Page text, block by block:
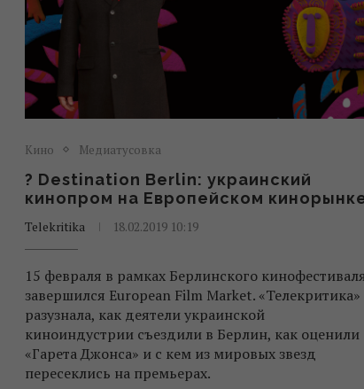
Кино Медиатусовка
? Destination Berlin: украинский
кинопром на Европейском
Telekritika 18.02.2019 10:19
15 февраля в рамках Берлинского
завершился European Film Market. «Телекритика»
разузнала, как деятели украинской
киноиндустрии съездили в Берлин, как оценили
«Гарета Джонса» и с кем из мировых звезд
пересеклись на премьерах.